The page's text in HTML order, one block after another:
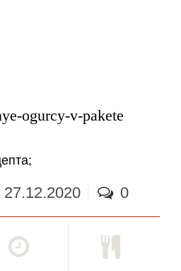
ogurcy-v-pakete
;
27.12.2020 0